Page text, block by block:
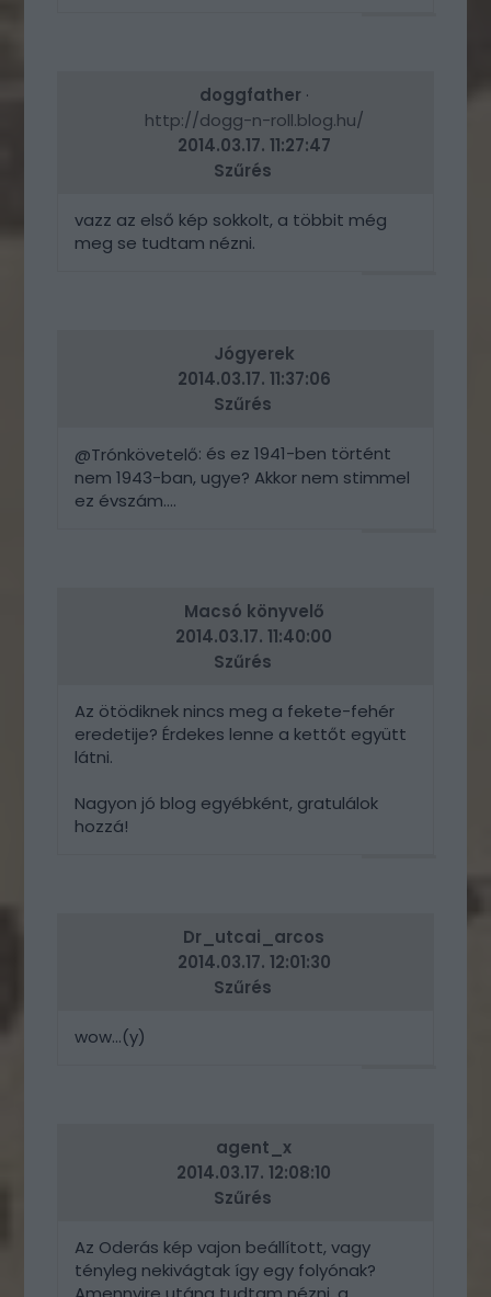
doggfather ·
http://dogg-n-roll.blog.hu/
2014.03.17. 11:27:47
Szűrés
vazz az első kép sokkolt, a többit még
meg se tudtam nézni.
Jógyerek
2014.03.17. 11:37:06
Szűrés
@Trónkövetelő: és ez 1941-ben történt
nem 1943-ban, ugye? Akkor nem stimmel
ez évszám....
Macsó könyvelő
2014.03.17. 11:40:00
Szűrés
Az ötödiknek nincs meg a fekete-fehér
eredetije? Érdekes lenne a kettőt együtt
látni.
Nagyon jó blog egyébként, gratulálok
hozzá!
Dr_utcai_arcos
2014.03.17. 12:01:30
Szűrés
wow...(y)
agent_x
2014.03.17. 12:08:10
Szűrés
Az Oderás kép vajon beállított, vagy
tényleg nekivágtak így egy folyónak?